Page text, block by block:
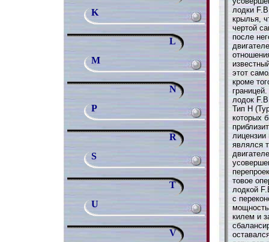
K
L
M
N
P
R
S
T
U
V
лодки
крылья,
чертой
после
этот
кроме
лодок
Тип Н
которых
лицензии
являлся
товое
лодкой
с
килем и